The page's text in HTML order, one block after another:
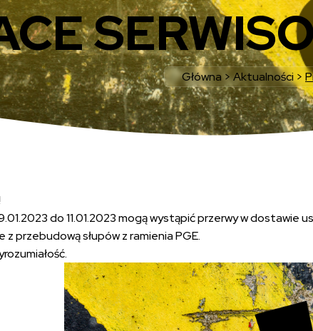
Główna >Aktualności >
do 11.01.2023 mogą wystąpić przerwy w dostawie
przebudową słupów z ramienia PGE.